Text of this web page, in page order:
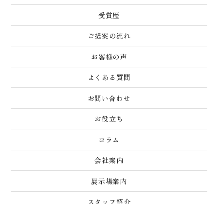
受賞歴
ご提案の流れ
お客様の声
よくある質問
お問い合わせ
お役立ち
コラム
会社案内
展示場案内
スタッフ紹介